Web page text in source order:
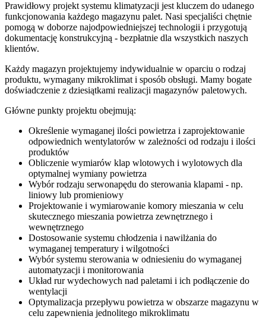
Prawidłowy projekt systemu klimatyzacji jest kluczem do udanego
funkcjonowania każdego magazynu palet. Nasi specjaliści chętnie
pomogą w doborze najodpowiedniejszej technologii i przygotują
dokumentację konstrukcyjną - bezpłatnie dla wszystkich naszych
klientów.
Każdy magazyn projektujemy indywidualnie w oparciu o rodzaj
produktu, wymagany mikroklimat i sposób obsługi. Mamy bogate
doświadczenie z dziesiątkami realizacji magazynów paletowych.
Główne punkty projektu obejmują:
Określenie wymaganej ilości powietrza i zaprojektowanie
odpowiednich wentylatorów w zależności od rodzaju i ilości
produktów
Obliczenie wymiarów klap wlotowych i wylotowych dla
optymalnej wymiany powietrza
Wybór rodzaju serwonapędu do sterowania klapami - np.
liniowy lub promieniowy
Projektowanie i wymiarowanie komory mieszania w celu
skutecznego mieszania powietrza zewnętrznego i
wewnętrznego
Dostosowanie systemu chłodzenia i nawilżania do
wymaganej temperatury i wilgotności
Wybór systemu sterowania w odniesieniu do wymaganej
automatyzacji i monitorowania
Układ rur wydechowych nad paletami i ich podłączenie do
wentylacji
Optymalizacja przepływu powietrza w obszarze magazynu w
celu zapewnienia jednolitego mikroklimatu